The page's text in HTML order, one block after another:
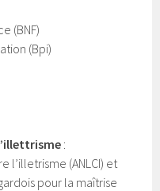
(BNF)
(Bpi)
:
l’illetrisme (ANLCI) et
pour la maîtrise